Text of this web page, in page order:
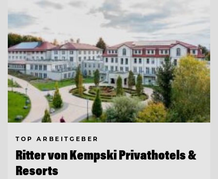
TOP ARBEITGEBER
Ritter von Kempski Privathotels &
Resorts